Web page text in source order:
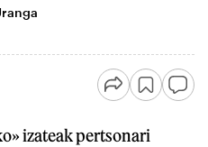
izateak pertsonari